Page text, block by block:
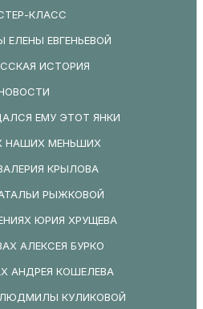
КЛАСС
ЕВГЕНЬЕВОЙ
ИСТОРИЯ
ЕМУ ЭТОТ ЯНКИ
НАШИХ МЕНЬШИХ
КРЫЛОВА
РЫЖКОВОЙ
ЮРИЯ ХРУЩЕВА
АЛЕКСЕЯ БУРКО
АНДРЕЯ КОШЕЛЕВА
КУЛИКОВОЙ